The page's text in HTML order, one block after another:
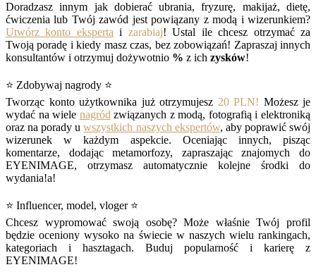
Doradzasz innym jak dobierać ubrania, fryzurę, makijaż, dietę,
ćwiczenia lub Twój zawód jest powiązany z modą i wizerunkiem?
Utwórz konto eksperta i zarabiaj! Ustal ile chcesz otrzymać za
Twoją poradę i kiedy masz czas, bez zobowiązań! Zapraszaj innych
konsultantów i otrzymuj dożywotnio % z ich zysków!
⭐ Zdobywaj nagrody ⭐
Tworząc konto użytkownika już otrzymujesz 20 PLN! Możesz je
wydać na wiele nagród związanych z modą, fotografią i elektroniką
oraz na porady uwszystkich naszych ekspertów, aby poprawić swój
wizerunek w każdym aspekcie. Oceniając innych, pisząc
komentarze, dodając metamorfozy, zapraszając znajomych do
EYENIMAGE, otrzymasz automatycznie kolejne środki do
wydania!a!
⭐ Influencer, model, vloger ⭐
Chcesz wypromować swoją osobę? Może właśnie Twój profil
będzie oceniony wysoko na świecie w naszych wielu rankingach,
kategoriach i hasztagach. Buduj popularność i karierę z
EYENIMAGE!